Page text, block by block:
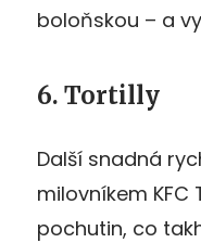
boloňskou – a
6. Tortilly
Další snadná
milovníkem
pochutin, co